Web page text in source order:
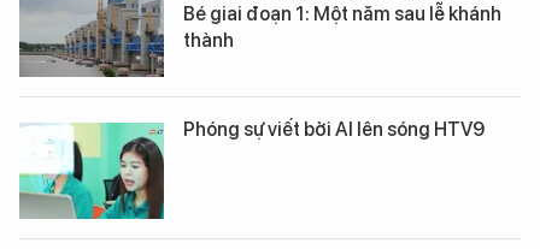
Bé giai đoạn 1: Một năm sau lễ khánh
thành
Phóng sự viết bởi AI lên sóng HTV9